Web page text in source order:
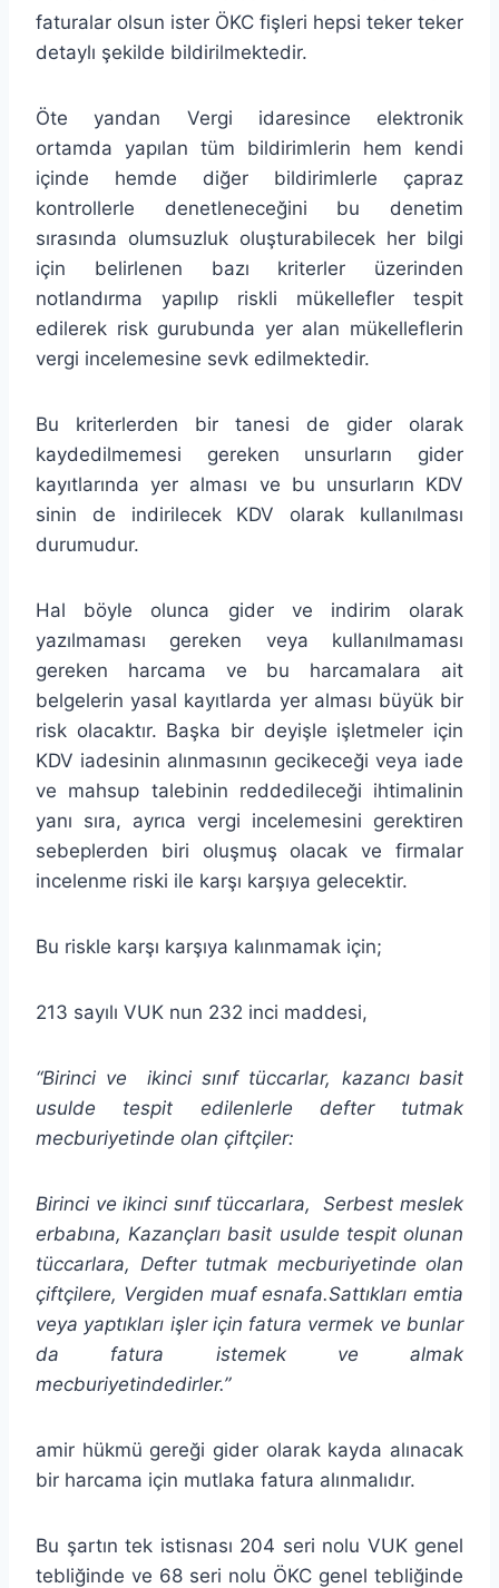
faturalar olsun ister ÖKC fişleri hepsi teker teker
detaylı şekilde bildirilmektedir.
Öte yandan Vergi idaresince elektronik
ortamda yapılan tüm bildirimlerin hem kendi
içinde hemde diğer bildirimlerle çapraz
kontrollerle denetleneceğini bu denetim
sırasında olumsuzluk oluşturabilecek her bilgi
için belirlenen bazı kriterler üzerinden
notlandırma yapılıp riskli mükellefler tespit
edilerek risk gurubunda yer alan mükelleflerin
vergi incelemesine sevk edilmektedir.
Bu kriterlerden bir tanesi de gider olarak
kaydedilmemesi gereken unsurların gider
kayıtlarında yer alması ve bu unsurların KDV
sinin de indirilecek KDV olarak kullanılması
durumudur.
Hal böyle olunca gider ve indirim olarak
yazılmaması gereken veya kullanılmaması
gereken harcama ve bu harcamalara ait
belgelerin yasal kayıtlarda yer alması büyük bir
risk olacaktır. Başka bir deyişle işletmeler için
KDV iadesinin alınmasının gecikeceği veya iade
ve mahsup talebinin reddedileceği ihtimalinin
yanı sıra, ayrıca vergi incelemesini gerektiren
sebeplerden biri oluşmuş olacak ve firmalar
incelenme riski ile karşı karşıya gelecektir.
Bu riskle karşı karşıya kalınmamak için;
213 sayılı VUK nun 232 inci maddesi,
“Birinci ve ikinci sınıf tüccarlar, kazancı basit
usulde tespit edilenlerle defter tutmak
mecburiyetinde olan çiftçiler:
Birinci ve ikinci sınıf tüccarlara, Serbest meslek
erbabına, Kazançları basit usulde tespit olunan
tüccarlara, Defter tutmak mecburiyetinde olan
çiftçilere, Vergiden muaf esnafa.Sattıkları emtia
veya yaptıkları işler için fatura vermek ve bunlar
da fatura istemek ve almak
mecburiyetindedirler.”
amir hükmü gereği gider olarak kayda alınacak
bir harcama için mutlaka fatura alınmalıdır.
Bu şartın tek istisnası 204 seri nolu VUK genel
tebliğinde ve 68 seri nolu ÖKC genel tebliğinde